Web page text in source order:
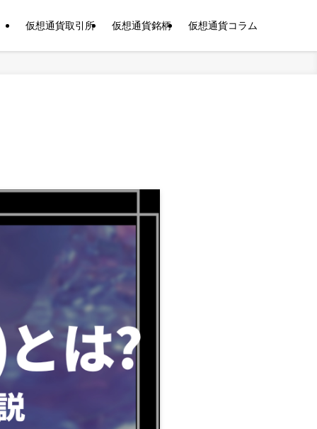
仮想通貨取引所 仮想通貨銘柄 仮想通貨コラム